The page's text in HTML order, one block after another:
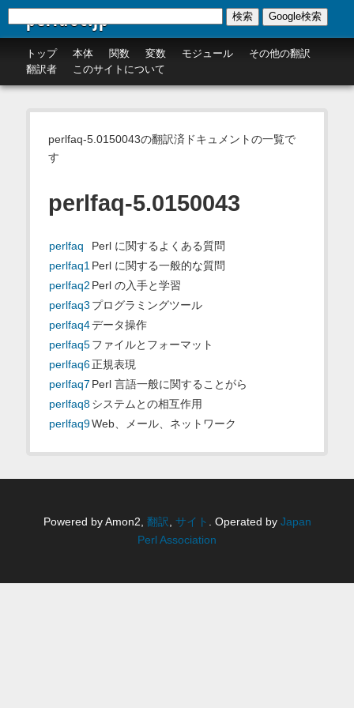
perldoc.jp
トップ 本体 関数 変数 モジュール
その他の翻訳
翻訳者
このサイトについて
検索 Google検索
perlfaq-5.0150043の翻訳済ドキュメントの一覧で
す
perlfaq-5.0150043
perlfaq
Perl に関するよくある質問
perlfaq1 Perl に関する一般的な質問
perlfaq2 Perl の入手と学習
perlfaq3 プログラミングツール
perlfaq4データ操作
perlfaq5 ファイルとフォーマット
perlfaq6正規表現
perlfaq7 Perl 言語一般に関することがら
perlfaq8 システムとの相互作用
perlfaq9Web、メール、ネットワーク
Powered by Amon2, 翻訳 サイト . Operated by Japan
Perl Association